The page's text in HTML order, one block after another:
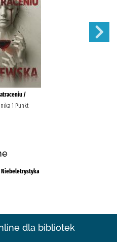
/
1 Punkt
Niebeletrystyka
dla bibliotek